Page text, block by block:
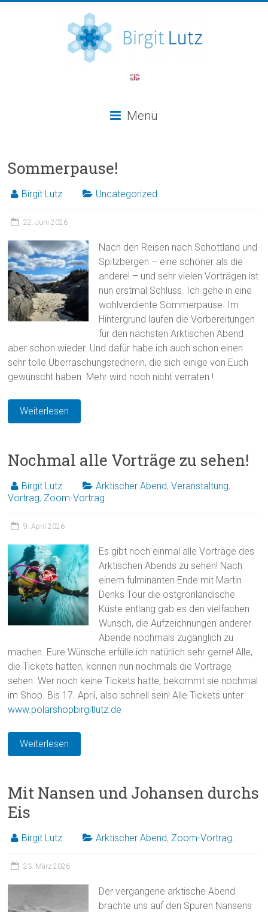
Menü
Sommerpause!
Birgit Lutz Uncategorized
22. Juni 2026
Nach den Reisen nach Schottland und
Spitzbergen – eine schöner als die
andere! – und sehr vielen Vorträgen ist
nun erstmal Schluss. Ich gehe in eine
wohlverdiente Sommerpause. Im
Hintergrund laufen die Vorbereitungen
für den nächsten Arktischen Abend
aber schon wieder. Und dafür habe ich auch schon einen
sehr tolle Überraschungsrednerin, die sich einige von Euch
gewünscht haben. Mehr wird noch nicht verraten.!
Weiterlesen
Nochmal alle Vorträge zu sehen!
Birgit Lutz Arktischer Abend,Veranstaltung,
Vortrag, Zoom-Vortrag
9. April 2026
Es gibt noch einmal alle Vorträge des
Arktischen Abends zu sehen! Nach
einem fulminanten Ende mit Martin
Denks Tour die ostgrönländische
Küste entlang gab es den vielfachen
Wunsch, die Aufzeichnungen anderer
Abende nochmals zugänglich zu
machen. Eure Wünsche erfülle ich natürlich sehr gerne! Alle,
die Tickets hatten, können nun nochmals die Vorträge
sehen. Wer noch keine Tickets hatte, bekommt sie nochmal
im Shop. Bis 17. April, also schnell sein! Alle Tickets unter
www.polarshopbirgitlutz.de
Weiterlesen
Mit Nansen und Johansen durchs
Eis
Birgit Lutz Arktischer Abend, Zoom-Vortrag
23. März 2026
Der vergangene arktische Abend
brachte uns auf den Spuren Nansens